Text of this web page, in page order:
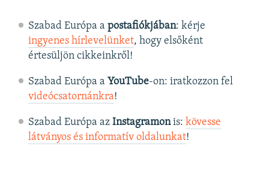
Szabad Európa a postafiókjában: kérje
ingyenes hírlevelünket, hogy elsőként
értesüljön cikkeinkről!
Szabad Európa a YouTube-on: iratkozzon fel
videócsatornánkra!
Szabad Európa az Instagramonis: kövesse
látványos és informatív oldalunkat! ​